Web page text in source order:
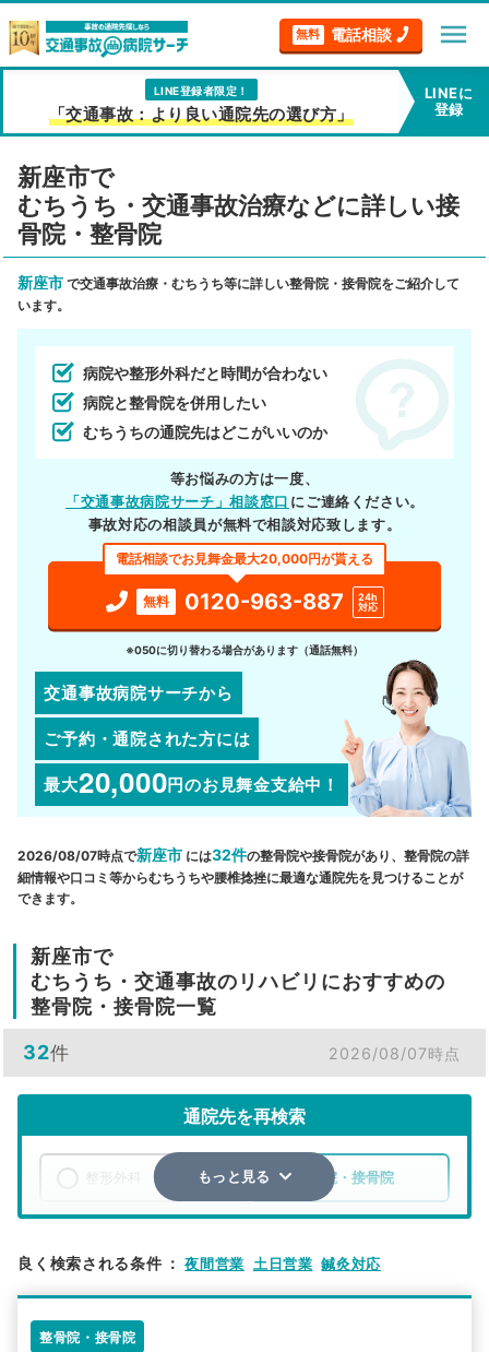
無料 電話相談 menu
LINE登録者限定！
「交通事故：より良い通院先の選び方」
LINEに
登録
新座市で
むちうち・交通事故治療などに詳しい接
骨院・整骨院
新座市 で交通事故治療・むちうち等に詳しい整骨院・接骨院をご紹介して
います。
病院や整形外科だと時間が合わない
病院と整骨院を併用したい
むちうちの通院先はどこがいいのか
等お悩みの方は一度、
「交通事故病院サーチ」相談窓口 にご連絡ください。
事故対応の相談員が無料で相談対応致します。
電話相談でお見舞金最大20,000円が貰える
無料 0120-963-887
24h
対応
※050に切り替わる場合があります（通話無料）
交通事故病院サーチから
ご予約・通院された方には
最大20,000円のお見舞金支給中！
2026/08/07時点で新座市 には32件の整骨院や接骨院があり、整骨院の詳
細情報や口コミ等からむちうちや腰椎捻挫に最適な通院先を見つけることが
できます。
新座市で
むちうち・交通事故のリハビリにおすすめの
整骨院・接骨院一覧
32件 2026/08/07時点
通院先を再検索
整骨院・接骨院
検索する
もっと見る
良く検索される条件 ： 夜間営業 土日営業 鍼灸対応
整骨院・接骨院